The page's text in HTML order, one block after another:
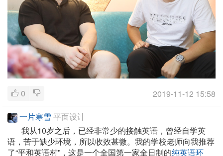
0
2019-11-12 15:58
一片寒雪 平面设计
我从10岁之后，已经非常少的接触英语，曾经自学英
语，苦于缺少环境，所以收效甚微。我的学校老师向我推荐
了“平和英语村”，这是一个全国第一家全日制的纯英语环